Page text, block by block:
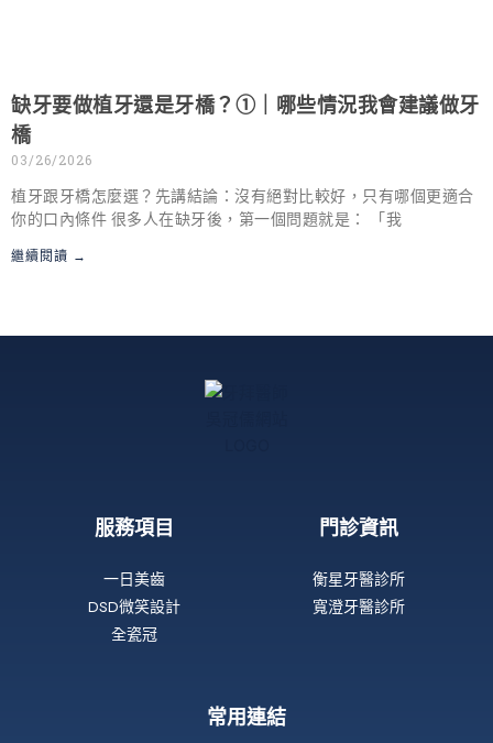
缺牙要做植牙還是牙橋？①｜哪些情況我會建議做牙
橋
03/26/2026
植牙跟牙橋怎麼選？先講結論：沒有絕對比較好，只有哪個更適合
你的口內條件 很多人在缺牙後，第一個問題就是： 「我
繼續閱讀 →
服務項目
一日美齒
DSD微笑設計
全瓷冠
門診資訊
衡星牙醫診所
寬澄牙醫診所
常用連結